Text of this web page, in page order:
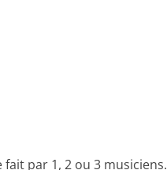
par 1, 2 ou 3 musiciens.